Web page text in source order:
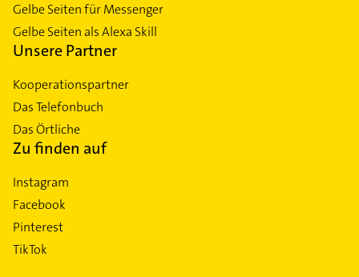
Gelbe Seiten für Messenger
Gelbe Seiten als Alexa Skill
Unsere Partner
Kooperationspartner
Das Telefonbuch
Das Örtliche
Zu finden auf
Instagram
Facebook
Pinterest
TikTok